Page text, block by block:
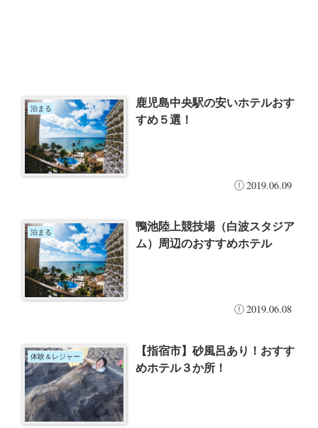
泊まる
鹿児島中央駅の安いホテルおす
すめ５選！
2019.06.09
泊まる
鴨池陸上競技場（白波スタジア
ム）周辺のおすすめホテル
2019.06.08
体験＆レジャー
【指宿市】砂風呂あり！おすす
めホテル３か所！